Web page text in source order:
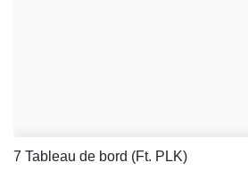
7 Tableau de bord (Ft. PLK)